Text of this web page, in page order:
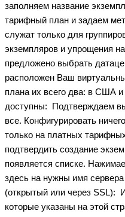
заполняем название
тарифный план и задаем
служат только для
экземпляров и упрощения
предложено выбрать
расположен Ваш
плана их всего два: в США
доступны: Подтверждаем
все. Конфигурировать
только на платных
подтвердить создание
появляется списке.
здесь на нужны имя
(открытый или через SSL):
которые указаны на этой